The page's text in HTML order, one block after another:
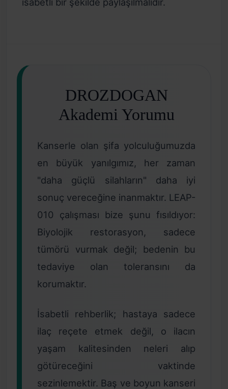
DROZDOGAN
Akademi Yorumu
Kanserle olan şifa yolculuğumuzda
en büyük yanılgımız, her zaman
"daha güçlü silahların" daha iyi
sonuç vereceğine inanmaktır. LEAP-
010 çalışması bize şunu fısıldıyor:
Biyolojik restorasyon, sadece
tümörü vurmak değil; bedenin bu
tedaviye olan toleransını da
korumaktır.
İsabetli rehberlik; hastaya sadece
ilaç reçete etmek değil, o ilacın
yaşam kalitesinden neleri alıp
götüreceğini vaktinde
sezinlemektir. Baş ve boyun kanseri